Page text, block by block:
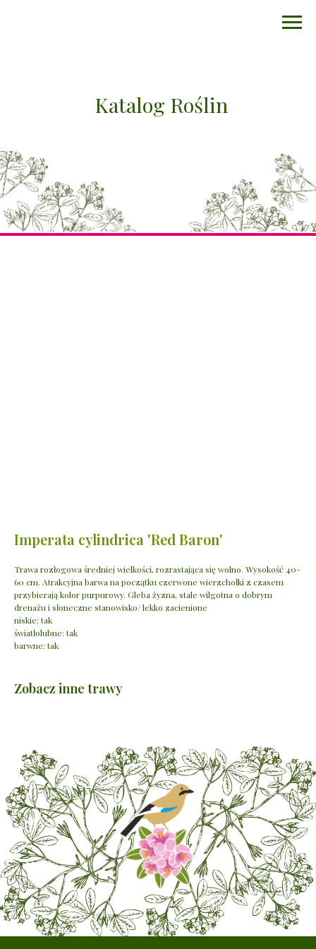
Katalog Roślin
Imperata cylindrica 'Red Baron'
Trawa rozłogowa średniej wielkości, rozrastająca się wolno. Wysokość 40-
60 cm. Atrakcyjna barwa na początku czerwone wierzchołki z czasem
przybierają kolor purpurowy. Gleba żyzna, stale wilgotna o dobrym
drenażu i słoneczne stanowisko/ lekko zacienione
niskie: tak
światłolubne: tak
barwne: tak
Zobacz inne trawy